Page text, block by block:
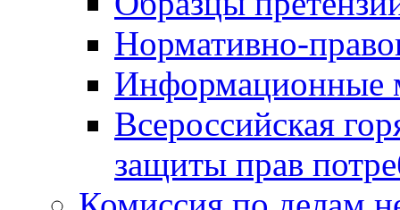
Нормативно-
Информационные
Всероссийская
защиты прав